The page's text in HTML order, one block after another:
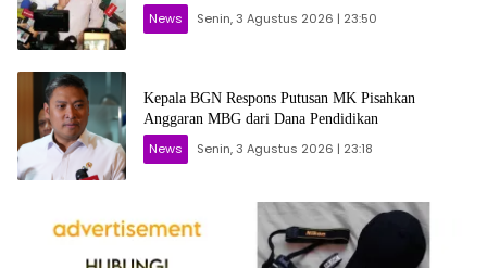
News Senin, 3 Agustus 2026 | 23:50
Kepala BGN Respons Putusan MK Pisahkan
Anggaran MBG dari Dana Pendidikan
News Senin, 3 Agustus 2026 | 23:18